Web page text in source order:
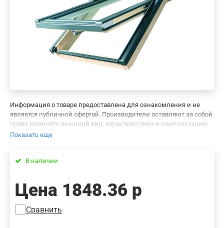
Информация о товаре предоставлена для ознакомления и не
является публичной офертой. Производители оставляют за собой
право изменять внешний вид, характеристики и комплектацию
товара, предварительно не уведомляя продавцов и потребителей.
фотографиях товара. Будем благодарны вам за сообщение об
Показать еще
В наличии
Цена 1848.36 р
Сравнить